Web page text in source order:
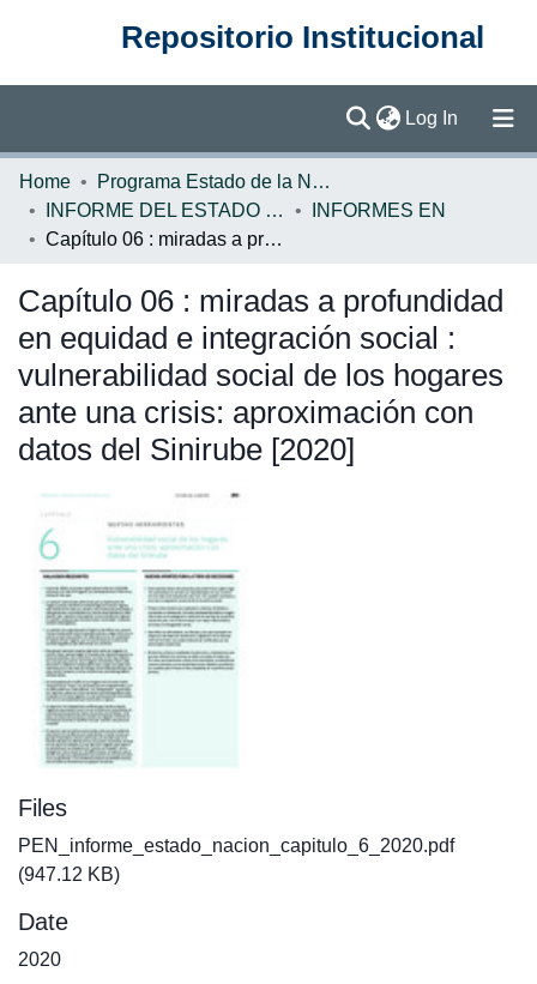
Repositorio Institucional
Log In (current)
Communities & Collections
Home
Programa Estado de la Nación (PEN)
INFORME DEL ESTADO DE LA NACION
INFORMES EN
Capítulo 06 : miradas a profundidad en equidad e integración social : vulnerabilidad social de los hogares ante una crisis: aproximación con datos del Sinirube [2020]
Capítulo 06 : miradas a profundidad
en equidad e integración social :
vulnerabilidad social de los hogares
ante una crisis: aproximación con
datos del Sinirube [2020]
Files
PEN_informe_estado_nacion_capitulo_6_2020.pdf
(947.12 KB)
Date
2020